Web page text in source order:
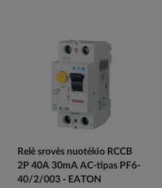
Relė srovės nuotėkio RCCB
2P 40A 30mA AC-tipas PF6-
40/2/003 - EATON